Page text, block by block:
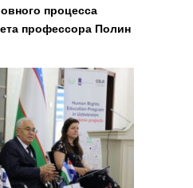
процесса
профессора Полин